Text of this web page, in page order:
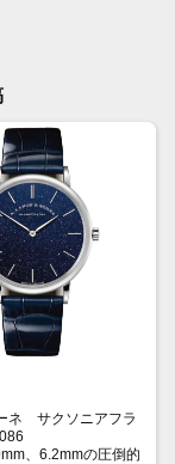
ネ サクソニアフラ
、6.2mmの圧倒的